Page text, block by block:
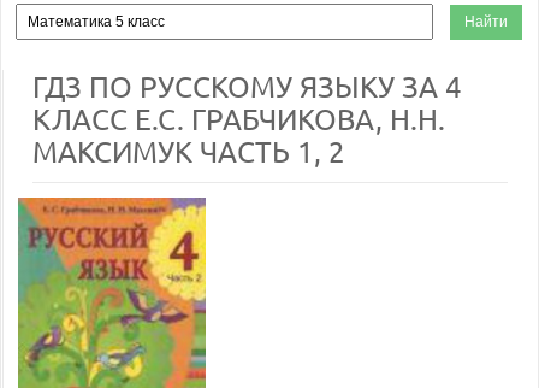
ГДЗ ПО РУССКОМУ ЯЗЫКУ ЗА 4
КЛАСС Е.С. ГРАБЧИКОВА, Н.Н.
МАКСИМУК ЧАСТЬ 1, 2